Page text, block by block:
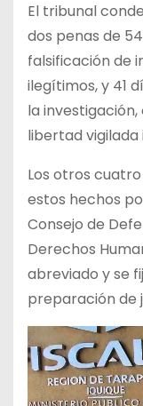
El tribunal
dos penas de
falsificación de
ilegítimos, y 41
la
libertad vigilada
Los otros
estos hechos
Consejo de
Derechos
abreviado y se
preparación de